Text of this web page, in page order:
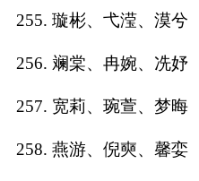
255. 璇彬、弋滢、漠兮
256. 斓棠、冉婉、冼妤
257. 宽莉、琬萱、梦晦
258. 燕游、倪奭、馨娈